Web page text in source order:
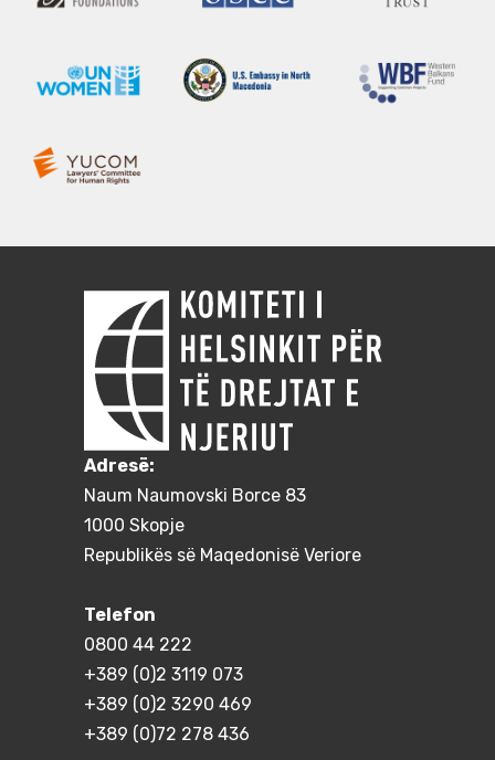
Adresë:
Naum Naumovski Borce 83
1000 Skopje
Republikës së Maqedonisë Veriore
Telefon
0800 44 222
+389 (0)2 3119 073
+389 (0)2 3290 469
+389 (0)72 278 436